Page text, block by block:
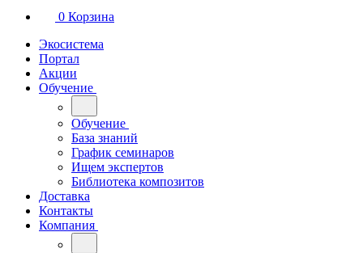
0 Корзина
Экосистема
Портал
Акции
Обучение
Обучение
База знаний
График семинаров
Ищем экспертов
Библиотека композитов
Доставка
Контакты
Компания